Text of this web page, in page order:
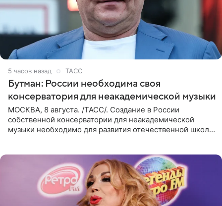
5 часов назад ТАСС
Бутман: России необходима своя
консерватория для неакадемической музыки
МОСКВА, 8 августа. /ТАСС/. Создание в России
собственной консерватории для неакадемической
музыки необходимо для развития отечественной школы